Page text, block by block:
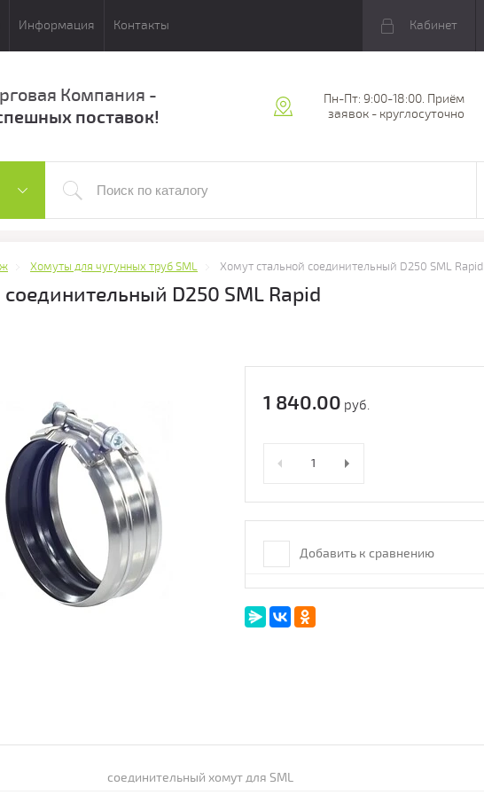
Информация Контакты Кабинет
Компания -
поставок!
Пн-Пт: 9:00-18:00. Приём
заявок - круглосуточно
Хомуты для чугунных труб SML Хомут стальной соединительный D250 SML Rapid
D250 SML Rapid
1 840.00 руб.
Добавить к сравнению
соединительный хомут для SML